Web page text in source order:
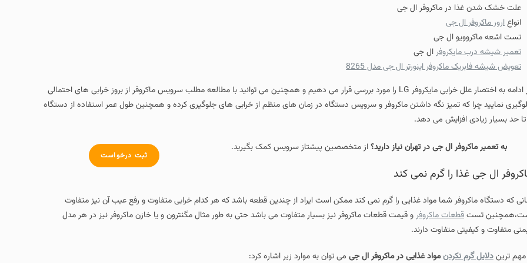
علت خشک شدن غذا در ماکروفر ال جی
انواعارور ماکروفر ال جی
تست اشعه ماکروویو ال جی
تعمیر شیشه درب مایکروفرال جی
تعویض شیشه فابریک ماکروفر اینورتر ال جی مدل 8265
در ادامه به اختصار علل خرابی مایکروفر LG را مورد بررسی قرار می دهیم و همچنین می توانید با مطالعه مطلب سرویس ماکروفر از بروز خرابی های احتمالی
نمایید چرا که تمیز نگه داشتن ماکروفر و سرویس دستگاه در زمان های منظم از خرابی های جلوگیری کرده و همچنین طول عمر استفاده از دستگاه
تا حد بسیار زیادی افزایش می دهد.
به تعمیر ماکروفر ال جی در تهران نیاز دارید؟از متخصصین پیشتاز سرویس کمک بگیرید.
ثبت درخواست
ال جی غذا را گرم نمی کند
که دستگاه ماکروفر شما مواد غذایی را گرم نمی کند ممکن است ایراد از چندین قطعه باشد که هر کدام خرابی متفاوت و رفع عیب آن نیز متفاوت
تستقطعات ماکروفرو قیمت قطعات ماکروفر نیز بسیار متفاوت می باشد حتی به طور مثال مگنترون و یا خازن ماکروفر نیز در هر مدل
متفاوت و کیفیتی متفاوت دارند.
مهم تریندلایل گرم نکردنمواد غذایی در ماکروفر ال جی می توان به موارد زیر اشاره کرد: